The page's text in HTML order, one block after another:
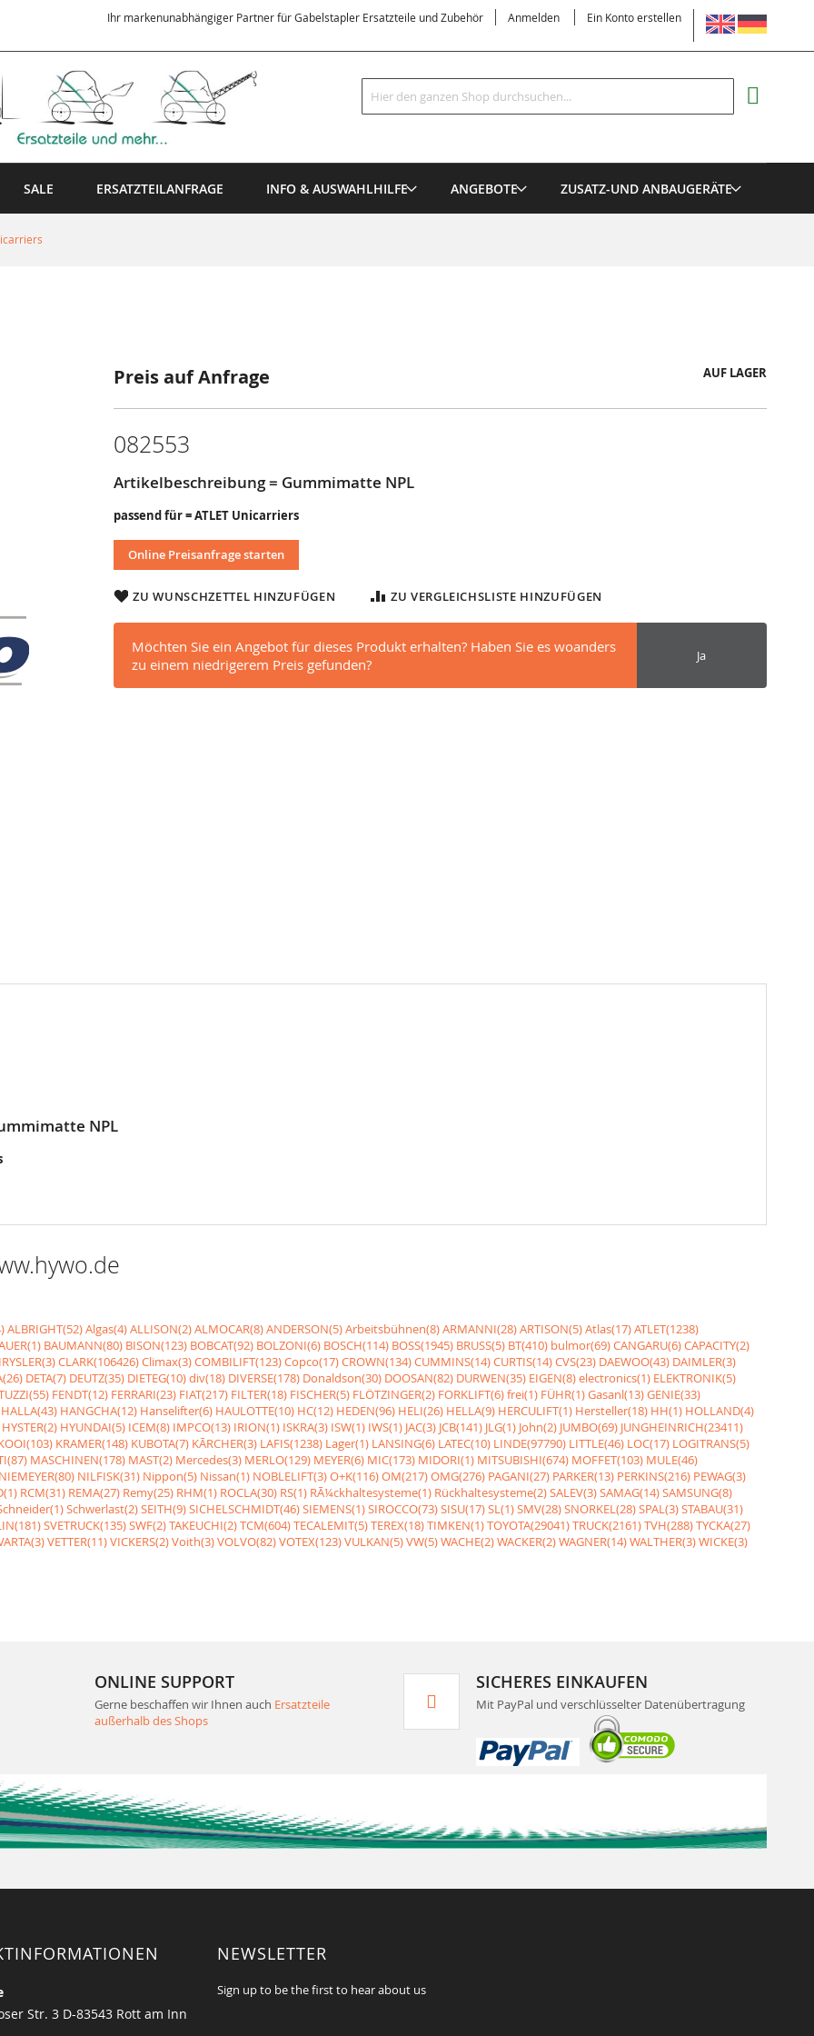
SPRACHE
Ihr markenunabhängiger Partner für Gabelstapler Ersatzteile und Zubehör Anmelden Ein Konto erstellen
Suche
Suche
SALE ERSATZTEILANFRAGE INFO & AUSWAHLHILFE ANGEBOTE ZUSATZ-UND ANBAUGERÄTE
Preis auf Anfrage AUF LAGER
082553
Artikelbeschreibung = Gummimatte NPL
passend für = ATLET Unicarriers
Online Preisanfrage starten
ZU WUNSCHZETTEL HINZUFÜGEN ZU VERGLEICHSLISTE HINZUFÜGEN
Möchten Sie ein Angebot für dieses Produkt erhalten? Haben Sie es woanders
zu einem niedrigerem Preis gefunden?
Ja
NPL
ALBRIGHT(52)Algas(4)ALLISON(2)ALMOCAR(8)ANDERSON(5)Arbeitsbühnen(8)ARMANNI(28)ARTISON(5)Atlas(17)ATLET(1238)
BAUMANN(80) BISON(123) BOBCAT(92) BOLZONI(6) BOSCH(114) BOSS(1945) BRUSS(5) BT(410) bulmor(69)CANGARU(6)CAPACITY(2)
CLARK(106426)Climax(3)COMBILIFT(123)Copco(17)CROWN(134)CUMMINS(14)CURTIS(14)CVS(23) DAEWOO(43) DAIMLER(3)
DETA(7) DEUTZ(35) DIETEG(10)div(18) DIVERSE(178) Donaldson(30) DOOSAN(82) DURWEN(35) EIGEN(8)electronics(1) ELEKTRONIK(5)
FENDT(12) FERRARI(23) FIAT(217) FILTER(18) FISCHER(5) FLÖTZINGER(2) FORKLIFT(6)frei(1) FÜHR(1)Gasanl(13)GENIE(33)
HALLA(43) HANGCHA(12) Hanselifter(6) HAULOTTE(10) HC(12) HEDEN(96) HELI(26) HELLA(9) HERCULIFT(1) Hersteller(18) HH(1) HOLLAND(4)
HYSTER(2) HYUNDAI(5) ICEM(8) IMPCO(13) IRION(1) ISKRA(3) ISW(1) IWS(1) JAC(3) JCB(141) JLG(1) John(2) JUMBO(69) JUNGHEINRICH(23411)
KRAMER(148) KUBOTA(7) KÃRCHER(3) LAFIS(1238) Lager(1) LANSING(6) LATEC(10) LINDE(97790) LITTLE(46) LOC(17) LOGITRANS(5)
MASCHINEN(178) MAST(2) Mercedes(3) MERLO(129) MEYER(6) MIC(173) MIDORI(1) MITSUBISHI(674) MOFFET(103) MULE(46)
NIEMEYER(80) NILFISK(31) Nippon(5) Nissan(1) NOBLELIFT(3)O+K(116)OM(217)OMG(276) PAGANI(27) PARKER(13) PERKINS(216) PEWAG(3)
RCM(31) REMA(27) Remy(25) RHM(1) ROCLA(30) RS(1) RÃ¼ckhaltesysteme(1) Rückhaltesysteme(2)SALEV(3)SAMAG(14)SAMSUNG(8)
Schwerlast(2)SEITH(9)SICHELSCHMIDT(46)SIEMENS(1)SIROCCO(73)SISU(17)SL(1)SMV(28)SNORKEL(28)SPAL(3)STABAU(31)
SVETRUCK(135)SWF(2)TAKEUCHI(2)TCM(604)TECALEMIT(5)TEREX(18)TIMKEN(1)TOYOTA(29041)TRUCK(2161)TVH(288)TYCKA(27)
VETTER(11)VICKERS(2)Voith(3)VOLVO(82)VOTEX(123)VULKAN(5)VW(5)WACHE(2)WACKER(2)WAGNER(14)WALTHER(3)WICKE(3)
ONLINE SUPPORT
Gerne beschaffen wir Ihnen auch Ersatzteile
außerhalb des Shops
SICHERES EINKAUFEN
Mit PayPal und verschlüsselter Datenübertragung
Str. 3 D-83543 Rott am Inn
NEWSLETTER
Sign up to be the first to hear about us